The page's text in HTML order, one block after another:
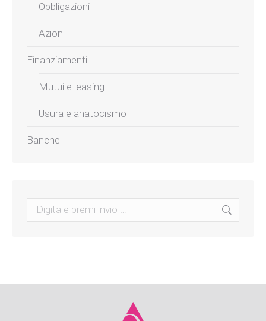
Obbligazioni
Azioni
Finanziamenti
Mutui e leasing
Usura e anatocismo
Banche
Search: